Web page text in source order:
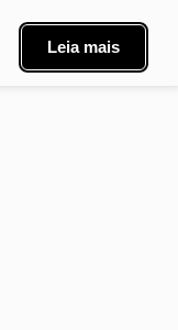
Leia mais